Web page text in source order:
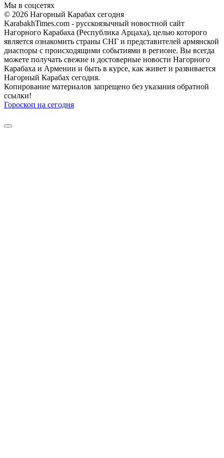
Мы в соцсетях
© 2026 Нагорный Карабах сегодня
KarabakhTimes.com - русскоязычный новостной сайт
Нагорного Карабаха (Республика Арцаха), целью которого
является ознакомить страны СНГ и представителей армянской
диаспоры с происходящими событиями в регионе. Вы всегда
можете получать свежие и достоверные новости Нагорного
Карабаха и Армении и быть в курсе, как живет и развивается
Нагорный Карабах сегодня.
Копирование материалов запрещено без указания обратной
ссылки!
Гороскоп на сегодня